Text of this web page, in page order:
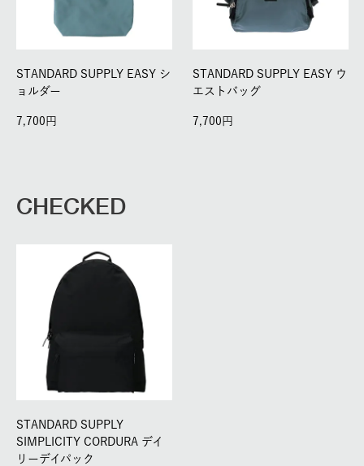
STANDARD SUPPLY EASY シ
ョルダー
7,700
STANDARD SUPPLY EASY ウ
エストバッグ
7,700
CHECKED
STANDARD SUPPLY
SIMPLICITY CORDURA デイ
リーデイパック